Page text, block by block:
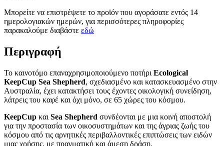
Μπορείτε να επιστρέψετε το προϊόν που αγοράσατε εντός 14
ημερολογιακών ημερών, για περισσότερες πληροφορίες
παρακαλούμε διαβάστε εδώ
Περιγραφή
Το καινοτόμο επαναχρησιμοποιούμενο ποτήρι Ecological
KeepCup Sea Shepherd, σχεδιασμένο και κατασκευασμένο στην
Αυστραλία, έχει κατακτήσει τους έχοντες οικολογική συνείδηση,
λάτρεις του καφέ και όχι μόνο, σε 65 χώρες του κόσμου.
KeepCup και Sea Shepherd συνδέονται με μια κοινή αποστολή
για την προστασία των οικοσυστημάτων και της άγριας ζωής του
κόσμου από τις αρνητικές περιβαλλοντικές επιπτώσεις των ειδών
μιας χρήσης, με πραγματική και άμεση δράση.